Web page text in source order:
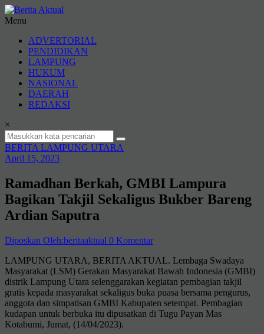
Lompat
ke
Aktual
terpercaya
Menu
ADVERTORIAL
PENDIDIKAN
LAMPUNG
HUKUM
NASIONAL
DAERAH
REDAKSI
×
BERITA LAMPUNG UTARA
April 15, 2023
Ramadhan Berkah, GMBI Lampura
Bagikan Takjil Sekaligus Bukber Bareng
Ardian Saputra
Diposkan Oleh:beritaaktual 0 Komentar
LAMPUNG UTARA, BERITA AKTUAL. Lembaga Swadaya
Masyarakat (LSM) Gerakan Masyarakat Bawah Indonesia (GMBI)
distrik Lampung Utara selenggarakan kegiatan pembagian takjil
gratis kepada masyarakat sekaligus buka puasa bersama pengurus,
anggota dan simpatisan GMBI Kabupaten setempat. Pembagian
kudapan untuk berbuka itu dipusatkan di Tugu Payan Mas
Kotabumi, Jumat, (14/04/2023).